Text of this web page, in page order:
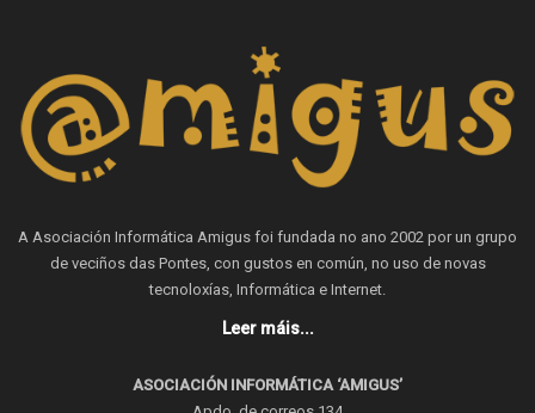
A Asociación Informática Amigus foi fundada no ano 2002 por un grupo
de veciños das Pontes, con gustos en común, no uso de novas
tecnoloxías, Informática e Internet.
Leer máis...
ASOCIACIÓN INFORMÁTICA ‘AMIGUS’